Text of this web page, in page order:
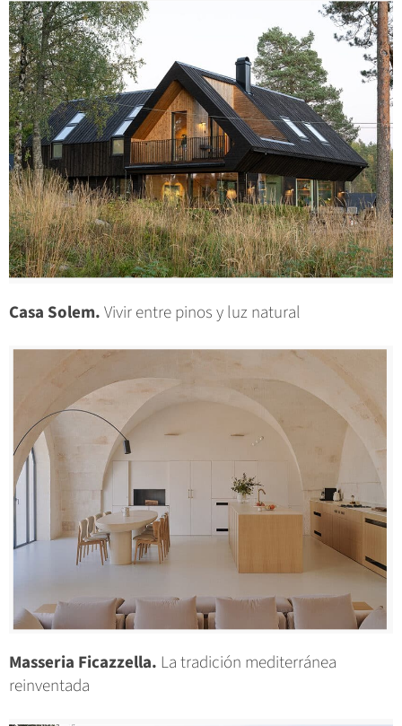
Casa Solem.Vivir entre pinos y luz natural
Masseria Ficazzella. La tradición mediterránea
reinventada